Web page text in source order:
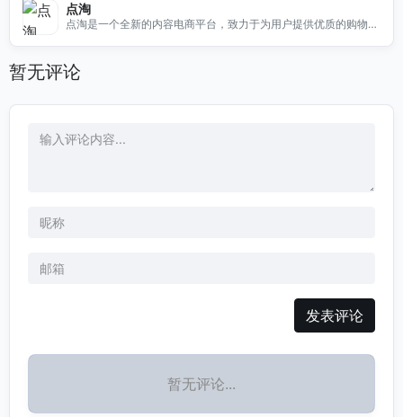
点淘
点淘是一个全新的内容电商平台，致力于为用户提供优质的购物体
暂无评论
发表评论
暂无评论...